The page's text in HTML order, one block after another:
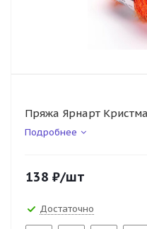
Пряжа Ярнарт
Подробнее
138 ₽/шт
Достаточно